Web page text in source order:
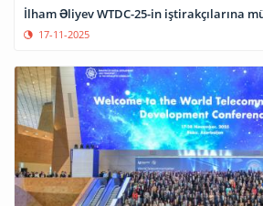
İlham Əliyev WTDC-25-in iştirakçılarına
17-11-2025